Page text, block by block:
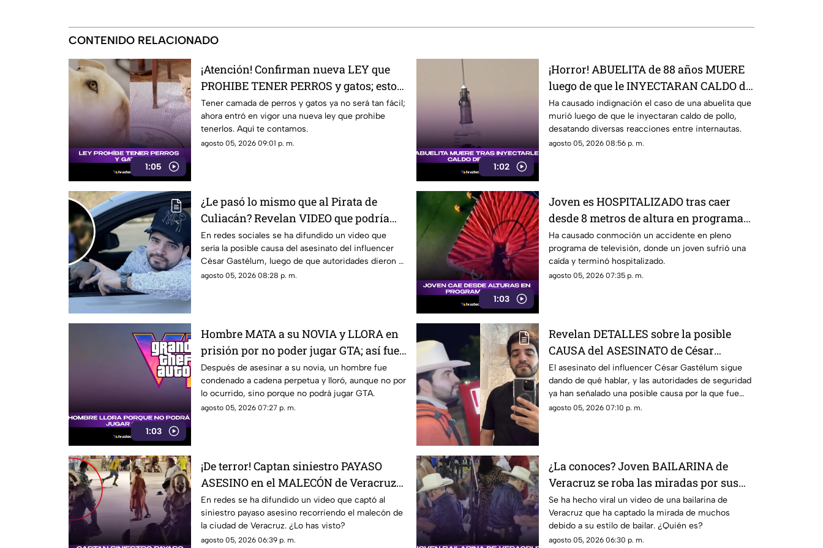
CONTENIDO RELACIONADO
1:05
¡Atención! Confirman nueva LEY que
PROHIBE TENER PERROS y gatos; esto
se sabe
Tener camada de perros y gatos ya no será tan fácil;
ahora entró en vigor una nueva ley que prohibe
tenerlos. Aquí te contamos.
agosto 05, 2026 09:01 p. m.
1:02
¡Horror! ABUELITA de 88 años MUERE
luego de que le INYECTARAN CALDO de
pollo
Ha causado indignación el caso de una abuelita que
murió luego de que le inyectaran caldo de pollo,
desatando diversas reacciones entre internautas.
agosto 05, 2026 08:56 p. m.
¿Le pasó lo mismo que al Pirata de
Culiacán? Revelan VIDEO que podría
ser la causa del asesinato de César
Gastélum
En redes sociales se ha difundido un video que
sería la posible causa del asesinato del influencer
César Gastélum, luego de que autoridades dieron a
conocer una de las líneas de investigación.
agosto 05, 2026 08:28 p. m.
1:03
Joven es HOSPITALIZADO tras caer
desde 8 metros de altura en programa
de televisión (+VIDEO)
Ha causado conmoción un accidente en pleno
programa de televisión, donde un joven sufrió una
caída y terminó hospitalizado.
agosto 05, 2026 07:35 p. m.
1:03
Hombre MATA a su NOVIA y LLORA en
prisión por no poder jugar GTA; así fue
captado (+VIDEO)
Después de asesinar a su novia, un hombre fue
condenado a cadena perpetua y lloró, aunque no por
lo ocurrido, sino porque no podrá jugar GTA.
agosto 05, 2026 07:27 p. m.
Revelan DETALLES sobre la posible
CAUSA del ASESINATO de César
Gastélum
El asesinato del influencer César Gastélum sigue
dando de qué hablar, y las autoridades de seguridad
ya han señalado una posible causa por la que fue
privado de la vida.
agosto 05, 2026 07:10 p. m.
¡De terror! Captan siniestro PAYASO
ASESINO en el MALECÓN de Veracruz
(+VIDEO)
En redes se ha difundido un video que captó al
siniestro payaso asesino recorriendo el malecón de
la ciudad de Veracruz. ¿Lo has visto?
agosto 05, 2026 06:39 p. m.
¿La conoces? Joven BAILARINA de
Veracruz se roba las miradas por sus
TREMENDOS PASOS (+VIDEO)
Se ha hecho viral un video de una bailarina de
Veracruz que ha captado la mirada de muchos
debido a su estilo de bailar. ¿Quién es?
agosto 05, 2026 06:30 p. m.